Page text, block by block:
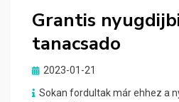
Grantis
tanacsado
Posted
2023-01-21
Sokan fordultak már ehhez a